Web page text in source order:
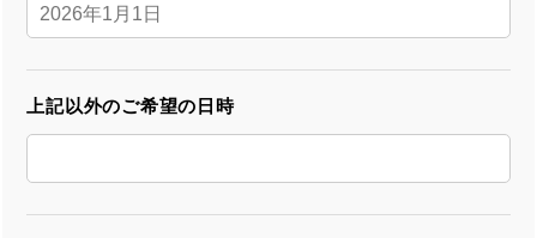
上記以外のご希望の日時